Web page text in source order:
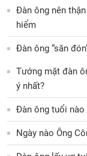
Đàn ông nên
hiểm
Đàn ông “săn
Tướng mặt đàn
ý nhất?
Đàn ông tuổi nào
Ngày nào Ông